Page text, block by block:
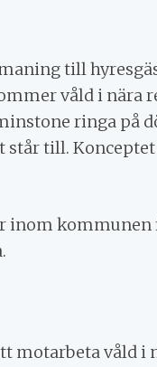
till
våld i nära
ringa på
står till.
inom kommunen
.
motarbeta våld i